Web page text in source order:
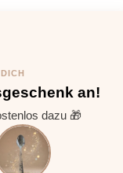
an!
dazu 🎁